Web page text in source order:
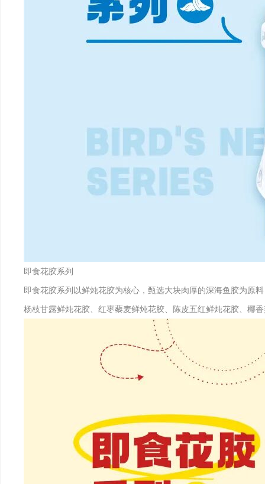
即食花胶系列
即食花胶系列以鲜炖花胶为核心，甄选大块肉厚的深海鱼胶为原
杨枝甘露鲜炖花胶、红枣藜麦鲜炖花胶、陈皮五红鲜炖花胶、椰